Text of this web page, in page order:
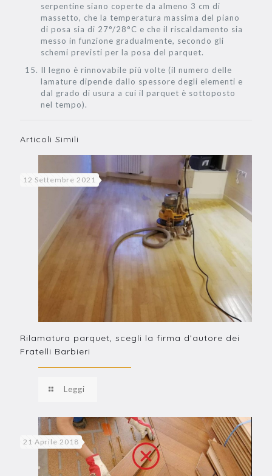
serpentine siano coperte da almeno 3 cm di
massetto, che la temperatura massima del piano
di posa sia di 27°/28°C e che il riscaldamento sia
messo in funzione gradualmente, secondo gli
schemi previsti per la posa del parquet.
Il legno è rinnovabile più volte (il numero delle
lamature dipende dallo spessore degli elementi e
dal grado di usura a cui il parquet è sottoposto
nel tempo).
Articoli Simili
12 Settembre 2021
Rilamatura parquet, scegli la firma d’autore dei
Fratelli Barbieri
Leggi
21 Aprile 2018